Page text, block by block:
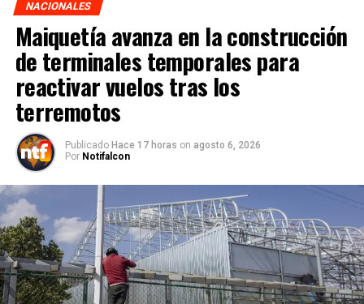
NACIONALES
Maiquetía avanza en la construcción
de terminales temporales para
reactivar vuelos tras los
terremotos
Publicado Hace 17 horas on agosto 6, 2026
Por Notifalcon